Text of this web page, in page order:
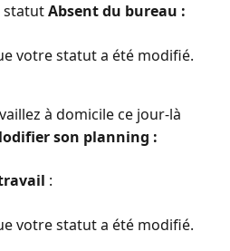
statut Absent du bureau :
votre statut a été modifié.
à domicile ce jour-là
son planning :
:
votre statut a été modifié.